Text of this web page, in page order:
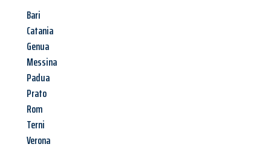
Bari
Catania
Genua
Messina
Padua
Prato
Rom
Terni
Verona